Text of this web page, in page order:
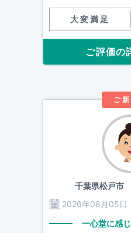
大変満足
ご評価の
ご
千葉県松戸市
2026年08月05日
一心堂に感